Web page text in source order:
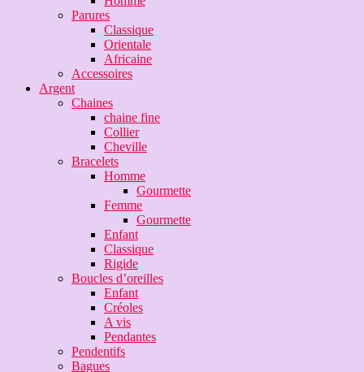
Parures
Classique
Orientale
Africaine
Accessoires
Argent
Chaines
chaine fine
Collier
Cheville
Bracelets
Homme
Gourmette
Femme
Gourmette
Enfant
Classique
Rigide
Boucles d’oreilles
Enfant
Créoles
A vis
Pendantes
Pendentifs
Bagues